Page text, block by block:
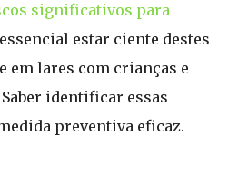
significativos para
essencial estar ciente destes
em lares com crianças e
identificar essas
preventiva eficaz.